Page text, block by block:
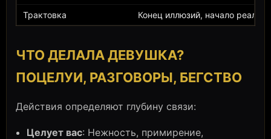
Конец иллюзий, начало реалий
ЧТО ДЕЛАЛА ДЕВУШКА?
ПОЦЕЛУИ, РАЗГОВОРЫ, БЕГСТВО
Действия определяют глубину связи:
Целует вас: Нежность, примирение,